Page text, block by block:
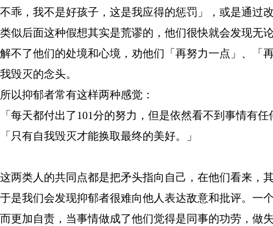
不乖，我不是好孩子，这是我应得的惩罚」，或是通
类似后面这种假想其实是荒谬的，他们很快就会发现无
解不了他们的处境和心境，劝他们「再努力一点」、「
我毁灭的念头。
所以抑郁者常有这样两种感觉：
「每天都付出了101分的努力，但是依然看不到事情有
「只有自我毁灭才能换取最终的美好。」
这两类人的共同点都是把矛头指向自己，在他们看来，
于是我们会发现抑郁者很难向他人表达敌意和批评。一
而更加自责，当事情做成了他们觉得是同事的功劳，做